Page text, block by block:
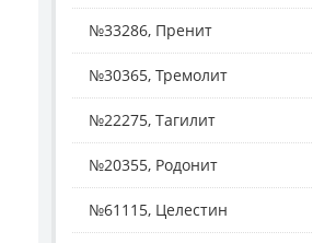
№33286, Пренит
№30365, Тремолит
№22275, Тагилит
№20355, Родонит
№61115, Целестин